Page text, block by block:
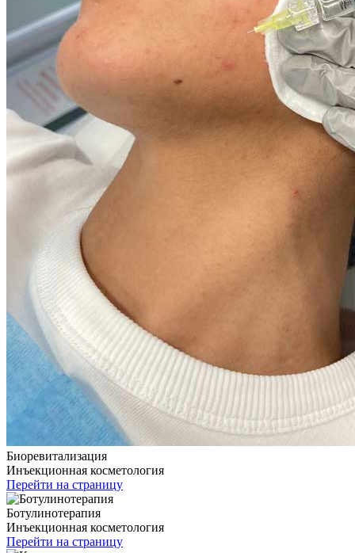
Биоревитализация
Инъекционная косметология
Перейти на страницу
Ботулинотерапия
Инъекционная косметология
Перейти на страницу